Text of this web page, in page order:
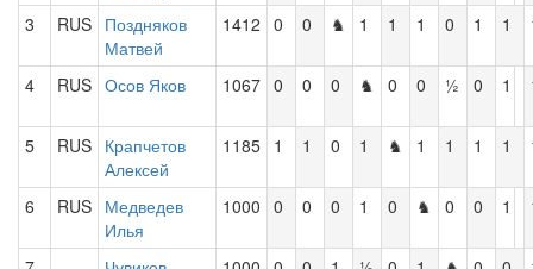
3 RUS Поздняков
Матвей
1412 0 0 ♞ 1 1 1 0 1 1
4 RUS Осов Яков 1067 0 0 0 ♞ 0 0 ½ 0 1
5 RUS Крапчетов
Алексей
1185 1 1 0 1 ♞ 1 1 1 1
6 RUS Медведев
Илья
1000 0 0 0 1 0 ♞ 0 0 1